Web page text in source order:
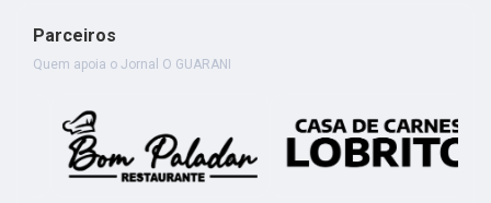
Parceiros
Quem apoia o Jornal O GUARANI